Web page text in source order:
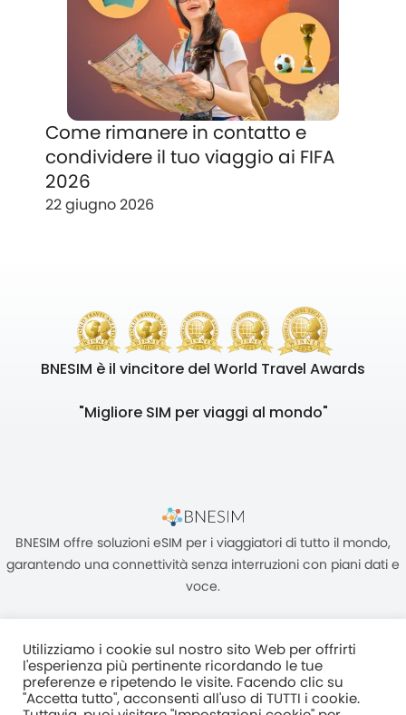
Come rimanere in contatto e
condividere il tuo viaggio ai FIFA
2026
22 giugno 2026
BNESIM è il vincitore del World Travel Awards
"Migliore SIM per viaggi al mondo"
BNESIM offre soluzioni eSIM per i viaggiatori di tutto il mondo,
garantendo una connettività senza interruzioni con piani dati e
voce.
Unità C, 8/F, King Palace Plaza, NO:55 King Yip Street, Kwun Tong,
Utilizziamo i cookie sul nostro sito Web per offrirti
l'esperienza più pertinente ricordando le tue
preferenze e ripetendo le visite. Facendo clic su
"Accetta tutto", acconsenti all'uso di TUTTI i cookie.